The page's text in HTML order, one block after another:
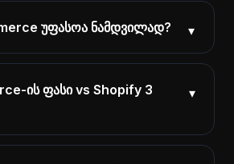
უფასოა ნამდვილად? ▾
ის ფასი vs Shopify 3
▾